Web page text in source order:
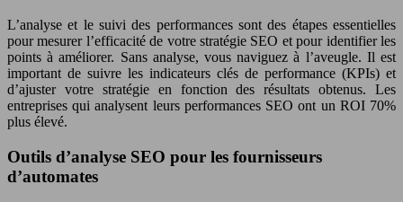
L’analyse et le suivi des performances sont des étapes essentielles
pour mesurer l’efficacité de votre stratégie SEO et pour identifier les
points à améliorer. Sans analyse, vous naviguez à l’aveugle. Il est
important de suivre les indicateurs clés de performance (KPIs) et
d’ajuster votre stratégie en fonction des résultats obtenus. Les
entreprises qui analysent leurs performances SEO ont un ROI 70%
plus élevé.
Outils d’analyse SEO pour les fournisseurs
d’automates